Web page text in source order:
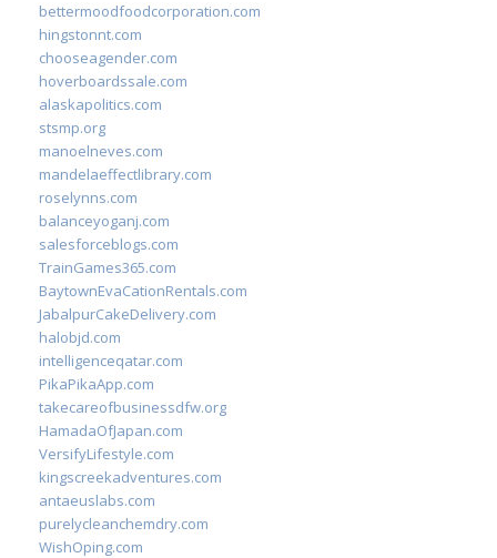
bettermoodfoodcorporation.com
hingstonnt.com
chooseagender.com
hoverboardssale.com
alaskapolitics.com
stsmp.org
manoelneves.com
mandelaeffectlibrary.com
roselynns.com
balanceyoganj.com
salesforceblogs.com
TrainGames365.com
BaytownEvaCationRentals.com
JabalpurCakeDelivery.com
halobjd.com
intelligenceqatar.com
PikaPikaApp.com
takecareofbusinessdfw.org
HamadaOfJapan.com
VersifyLifestyle.com
kingscreekadventures.com
antaeuslabs.com
purelycleanchemdry.com
WishOping.com